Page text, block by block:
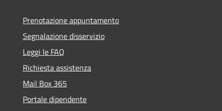
Prenotazione appuntamento
Segnalazione disservizio
Leggi le FAQ
Richiesta assistenza
Mail Box 365
Portale dipendente